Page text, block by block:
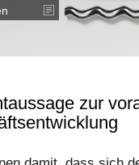
zur